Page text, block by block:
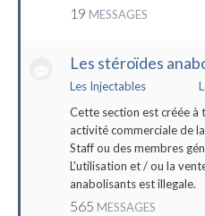
19 MESSAGES
Les stéroïdes
Les Injectables
Cette section est créée à
activité commerciale de
Staff ou des membres
L'utilisation et / ou la
anabolisants est illegale.
565 MESSAGES